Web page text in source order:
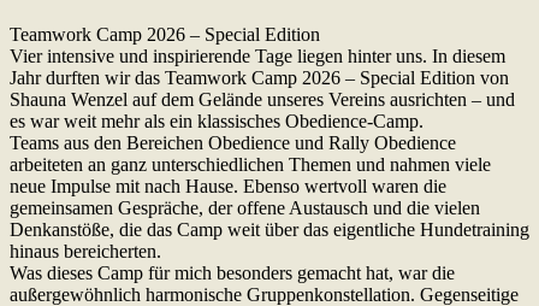
Teamwork Camp 2026 – Special Edition
Vier intensive und inspirierende Tage liegen hinter uns. In diesem
Jahr durften wir das Teamwork Camp 2026 – Special Edition von
Shauna Wenzel auf dem Gelände unseres Vereins ausrichten – und
es war weit mehr als ein klassisches Obedience-Camp.
Teams aus den Bereichen Obedience und Rally Obedience
arbeiteten an ganz unterschiedlichen Themen und nahmen viele
neue Impulse mit nach Hause. Ebenso wertvoll waren die
gemeinsamen Gespräche, der offene Austausch und die vielen
Denkanstöße, die das Camp weit über das eigentliche Hundetraining
hinaus bereicherten.
Was dieses Camp für mich besonders gemacht hat, war die
außergewöhnlich harmonische Gruppenkonstellation. Gegenseitige